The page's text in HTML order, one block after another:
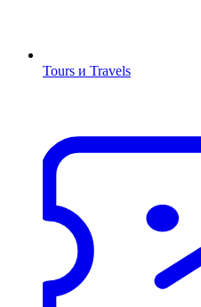
Tours и Travels